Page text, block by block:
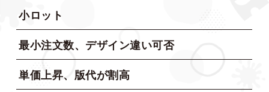
小ロット
最小注文数、デザイン違い可否
単価上昇、版代が割高